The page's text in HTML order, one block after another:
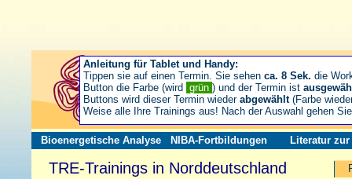
Bioenergetische Analyse NIBA-Fortbildungen Literatur zur
TRE-Trainings in Norddeutschland
Anleitung für Tablet und Handy:
Tippen sie auf einen Termin. Sie sehen ca. 8 Sek. die
Button die Farbe (wird grün ) und der Termin ist
Buttons wird dieser Termin wieder abgewählt(Farbe
Weise alle Ihre Trainings aus! Nach der Auswahl gehen